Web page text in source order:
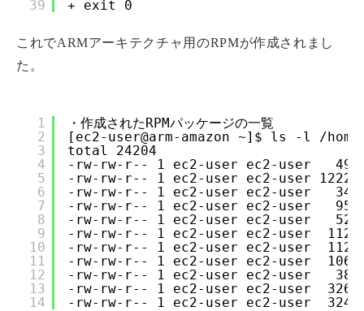
39
+ exit 0
これでARMアーキテクチャ用のRPMが作成されまし
た。
1
2
3
4
5
6
7
8
9
10
11
12
13
14
・作成されたRPMパッケージの一覧
[ec2-user@arm-amazon ~]$ ls -l /
total 24204
-rw-rw-r-- 1 ec2-user ec2-user
-rw-rw-r-- 1 ec2-user ec2-user
-rw-rw-r-- 1 ec2-user ec2-user
-rw-rw-r-- 1 ec2-user ec2-user
-rw-rw-r-- 1 ec2-user ec2-user
-rw-rw-r-- 1 ec2-user ec2-user
-rw-rw-r-- 1 ec2-user ec2-user
-rw-rw-r-- 1 ec2-user ec2-user
-rw-rw-r-- 1 ec2-user ec2-user
-rw-rw-r-- 1 ec2-user ec2-user
-rw-rw-r-- 1 ec2-user ec2-user